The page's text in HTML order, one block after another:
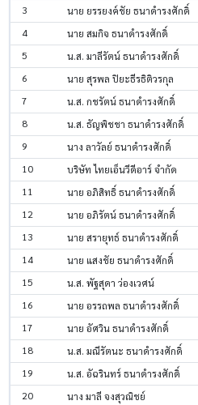
3 นาย ยรรยงค์ชัย ธนาดำรงศักดิ์
4 นาย สมกิจ ธนาดำรงศักดิ์
5 น.ส. มาลีรัตน์ ธนาดำรงศักดิ์
6 นาย สุรพล ปิยะธีรธิติวรกุล
7 น.ส. กชรัตน์ ธนาดำรงศักดิ์
8 น.ส. ธัญพิชชา ธนาดำรงศักดิ์
9 นาง ลาวัลย์ ธนาดำรงศักดิ์
10 บริษัท ไทยเอ็นวีดีอาร์ จำกัด
11 นาย อภิสิทธิ์ ธนาดำรงศักดิ์
12 นาย อภิรัตน์ ธนาดำรงศักดิ์
13 นาย สรายุทธ์ ธนาดำรงศักดิ์
14 นาย แสงชัย ธนาดำรงศักดิ์
15 น.ส. พัฐสุดา ว่องเวศน์
16 นาย อรรถพล ธนาดำรงศักดิ์
17 นาย อัศวิน ธนาดำรงศักดิ์
18 น.ส. มณีรัตนะ ธนาดำรงศักดิ์
19 น.ส. อัฉรินทร์ ธนาดำรงศักดิ์
20 นาง มาลี จงสุวณิชย์